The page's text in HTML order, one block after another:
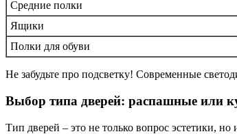
Средние полки
Ящики
Полки для обуви
Не забудьте про подсветку! Современные
Выбор типа дверей: распашные или
Тип дверей – это не только вопрос эстетики,